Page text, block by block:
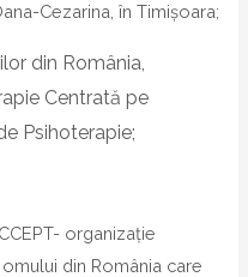
Cezarina, în Timișoara;
din România,
Centrată pe
Psihoterapie;
organizaţie
din România care